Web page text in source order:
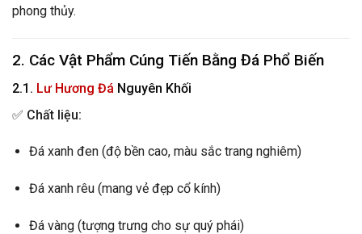
phong thủy.
2. Các Vật Phẩm Cúng Tiến Bằng Đá Phổ Biến
2.1. Lư Hương Đá Nguyên Khối
✅ Chất liệu:
Đá xanh đen (độ bền cao, màu sắc trang nghiêm)
Đá xanh rêu (mang vẻ đẹp cổ kính)
Đá vàng (tượng trưng cho sự quý phái)